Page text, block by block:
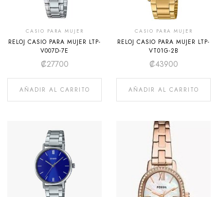
CASIO PARA MUJER
RELOJ CASIO PARA MUJER LTP-
V007D-7E
₡27700
AÑADIR AL CARRITO
CASIO PARA MUJER
RELOJ CASIO PARA MUJER LTP-
VT01G-2B
₡43900
AÑADIR AL CARRITO